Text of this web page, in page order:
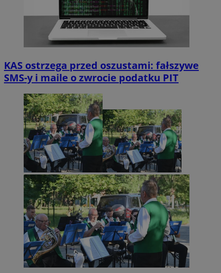
KAS ostrzega przed oszustami: fałszywe
SMS-y i maile o zwrocie podatku PIT